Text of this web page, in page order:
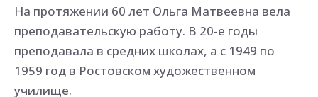
На протяжении 60 лет Ольга Матвеевна вела
преподавательскую работу. В 20-е годы
преподавала в средних школах, а с 1949 по
1959 год в Ростовском художественном
училище.